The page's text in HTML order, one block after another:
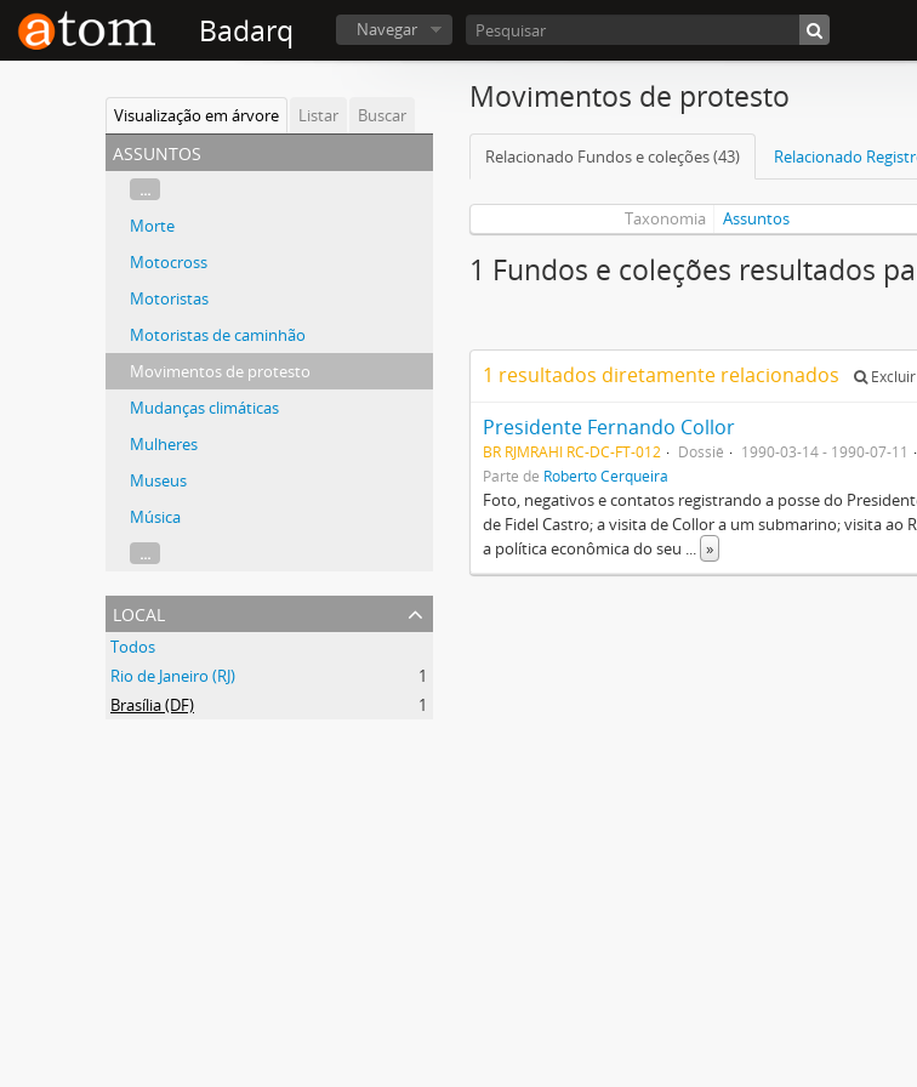
Badarq Navegar
Visualização em árvore Listar Buscar
assuntos
...
Morte
Motocross
Motoristas
Motoristas de caminhão
Movimentos de protesto
Mudanças climáticas
Mulheres
Museus
Música
...
local
Todos
Rio de Janeiro (RJ)
1
Brasília (DF)
1
Movimentos de protesto
Relacionado Fundos e coleções (43) Relacionado
Taxonomia Assuntos
1 Fundos e coleções resultados
1 resultados diretamente relacionados
Presidente Fernando Collor
BR RJMRAHI RC-DC-FT-012 Dossiê
1990-03-14 - 1990-07-11
Parte de Roberto Cerqueira
Foto, negativos e contatos registrando a posse do
de Fidel Castro; a visita de Collor a um submarino; visita ao
a política econômica do seu ... »